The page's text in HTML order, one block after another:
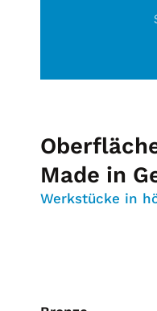
Made in
Werkstücke in